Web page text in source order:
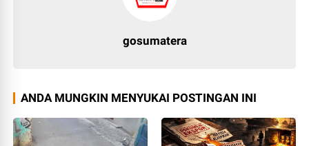
gosumatera
ANDA MUNGKIN MENYUKAI POSTINGAN INI